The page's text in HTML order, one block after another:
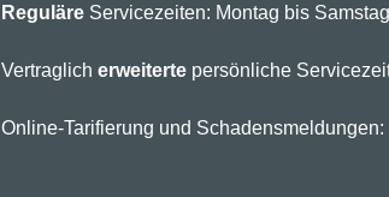
ReguläreServicezeiten: Montag bis
Vertraglich erweitertepersönliche
Online-Tarifierung und Schadensmeldungen: